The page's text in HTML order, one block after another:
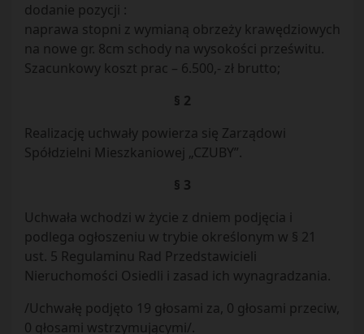
dodanie pozycji :
naprawa stopni z wymianą obrzeży krawędziowych
na nowe gr. 8cm schody na wysokości prześwitu.
Szacunkowy koszt prac – 6.500,- zł brutto;
§ 2
Realizację uchwały powierza się Zarządowi
Spółdzielni Mieszkaniowej „CZUBY”.
§ 3
Uchwała wchodzi w życie z dniem podjęcia i
podlega ogłoszeniu w trybie określonym w § 21
ust. 5 Regulaminu Rad Przedstawicieli
Nieruchomości Osiedli i zasad ich wynagradzania.
/Uchwałę podjęto 19 głosami za, 0 głosami przeciw,
0 głosami wstrzymującymi/.